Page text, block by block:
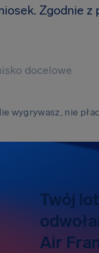
Zgodnie
wygrywasz, nie
Twój
Air